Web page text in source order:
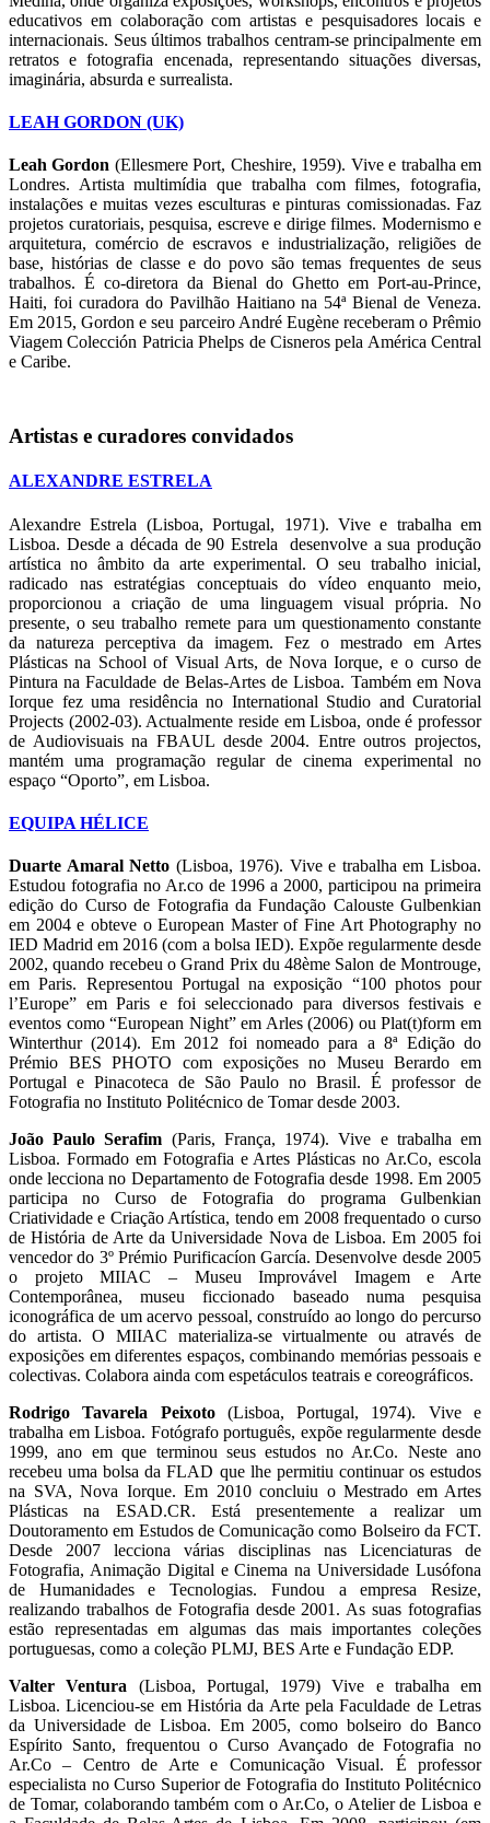
educativos em colaboração com artistas e pesquisadores locais e
internacionais. Seus últimos trabalhos centram-se principalmente em
retratos e fotografia encenada, representando situações diversas,
imaginária, absurda e surrealista.
LEAH GORDON (UK)
Leah Gordon (Ellesmere Port, Cheshire, 1959). Vive e trabalha em
Londres. Artista multimídia que trabalha com filmes, fotografia,
instalações e muitas vezes esculturas e pinturas comissionadas. Faz
projetos curatoriais, pesquisa, escreve e dirige filmes. Modernismo e
arquitetura, comércio de escravos e industrialização, religiões de
base, histórias de classe e do povo são temas frequentes de seus
trabalhos. É co-diretora da Bienal do Ghetto em Port-au-Prince,
Haiti, foi curadora do Pavilhão Haitiano na 54ª Bienal de Veneza.
Em 2015, Gordon e seu parceiro André Eugène receberam o Prêmio
Viagem Colección Patricia Phelps de Cisneros pela América Central
e Caribe.
Artistas e curadores convidados
ALEXANDRE ESTRELA
Alexandre Estrela (Lisboa, Portugal, 1971). Vive e trabalha em
Lisboa. Desde a década de 90 Estrela desenvolve a sua produção
artística no âmbito da arte experimental. O seu trabalho inicial,
radicado nas estratégias conceptuais do vídeo enquanto meio,
proporcionou a criação de uma linguagem visual própria. No
presente, o seu trabalho remete para um questionamento constante
da natureza perceptiva da imagem. Fez o mestrado em Artes
Plásticas na School of Visual Arts, de Nova Iorque, e o curso de
Pintura na Faculdade de Belas-Artes de Lisboa. Também em Nova
Iorque fez uma residência no International Studio and Curatorial
Projects (2002-03). Actualmente reside em Lisboa, onde é professor
de Audiovisuais na FBAUL desde 2004. Entre outros projectos,
mantém uma programação regular de cinema experimental no
espaço “Oporto”, em Lisboa.
EQUIPA HÉLICE
Duarte Amaral Netto (Lisboa, 1976). Vive e trabalha em Lisboa.
Estudou fotografia no Ar.co de 1996 a 2000, participou na primeira
edição do Curso de Fotografia da Fundação Calouste Gulbenkian
em 2004 e obteve o European Master of Fine Art Photography no
IED Madrid em 2016 (com a bolsa IED). Expõe regularmente desde
2002, quando recebeu o Grand Prix du 48ème Salon de Montrouge,
em Paris. Representou Portugal na exposição “100 photos pour
l’Europe” em Paris e foi seleccionado para diversos festivais e
eventos como “European Night” em Arles (2006) ou Plat(t)form em
Winterthur (2014). Em 2012 foi nomeado para a 8ª Edição do
Prémio BES PHOTO com exposições no Museu Berardo em
Portugal e Pinacoteca de São Paulo no Brasil. É professor de
Fotografia no Instituto Politécnico de Tomar desde 2003.
João Paulo Serafim (Paris, França, 1974). Vive e trabalha em
Lisboa. Formado em Fotografia e Artes Plásticas no Ar.Co, escola
onde lecciona no Departamento de Fotografia desde 1998. Em 2005
participa no Curso de Fotografia do programa Gulbenkian
Criatividade e Criação Artística, tendo em 2008 frequentado o curso
de História de Arte da Universidade Nova de Lisboa. Em 2005 foi
vencedor do 3º Prémio Purificacíon García. Desenvolve desde 2005
o projeto MIIAC – Museu Improvável Imagem e Arte
Contemporânea, museu ficcionado baseado numa pesquisa
iconográfica de um acervo pessoal, construído ao longo do percurso
do artista. O MIIAC materializa-se virtualmente ou através de
exposições em diferentes espaços, combinando memórias pessoais e
colectivas. Colabora ainda com espetáculos teatrais e coreográficos.
Rodrigo Tavarela Peixoto(Lisboa, Portugal, 1974). Vive e
trabalha em Lisboa. Fotógrafo português, expõe regularmente desde
1999, ano em que terminou seus estudos no Ar.Co. Neste ano
recebeu uma bolsa da FLAD que lhe permitiu continuar os estudos
na SVA, Nova Iorque. Em 2010 concluiu o Mestrado em Artes
Plásticas na ESAD.CR. Está presentemente a realizar um
Doutoramento em Estudos de Comunicação como Bolseiro da FCT.
Desde 2007 lecciona várias disciplinas nas Licenciaturas de
Fotografia, Animação Digital e Cinema na Universidade Lusófona
de Humanidades e Tecnologias. Fundou a empresa Resize,
realizando trabalhos de Fotografia desde 2001. As suas fotografias
estão representadas em algumas das mais importantes coleções
portuguesas, como a coleção PLMJ, BES Arte e Fundação EDP.
Valter Ventura (Lisboa, Portugal, 1979) Vive e trabalha em
Lisboa. Licenciou-se em História da Arte pela Faculdade de Letras
da Universidade de Lisboa. Em 2005, como bolseiro do Banco
Espírito Santo, frequentou o Curso Avançado de Fotografia no
Ar.Co – Centro de Arte e Comunicação Visual. É professor
especialista no Curso Superior de Fotografia do Instituto Politécnico
de Tomar, colaborando também com o Ar.Co, o Atelier de Lisboa e